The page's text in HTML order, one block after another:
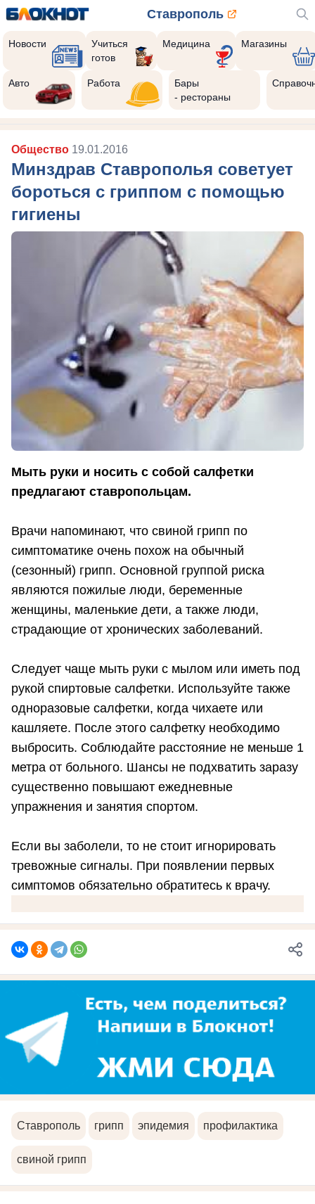
Ставрополь
Новости
Учиться
готов
Медицина Магазины
Авто Работа
Бары
- рестораны
Общество 19.01.2016
Минздрав Ставрополья советует
бороться с гриппом с помощью
гигиены
Мыть руки и носить с собой салфетки
предлагают ставропольцам.
Врачи напоминают, что свиной грипп по
симптоматике очень похож на обычный
(сезонный) грипп. Основной группой риска
являются пожилые люди, беременные
женщины, маленькие дети, а также люди,
страдающие от хронических заболеваний.
Следует чаще мыть руки с мылом или иметь под
рукой спиртовые салфетки. Используйте также
одноразовые салфетки, когда чихаете или
кашляете. После этого салфетку необходимо
выбросить. Соблюдайте расстояние не меньше 1
метра от больного. Шансы не подхватить заразу
существенно повышают ежедневные
упражнения и занятия спортом.
Если вы заболели, то не стоит игнорировать
тревожные сигналы. При появлении первых
симптомов обязательно обратитесь к врачу.
Ставрополь грипп эпидемия профилактика
свиной грипп